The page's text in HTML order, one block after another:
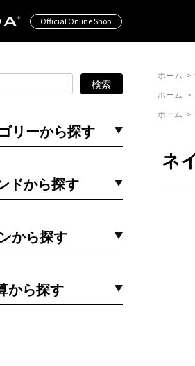
Official Online Shop
ホーム >
ホーム >
ホーム >
ネ
リーから探す
ドから探す
から探す
から探す